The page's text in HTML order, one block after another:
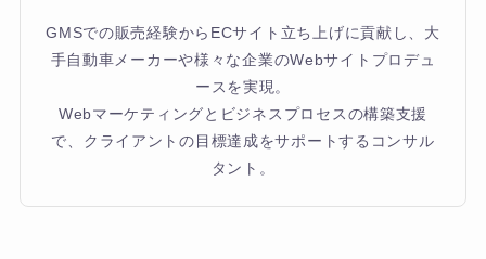
GMSでの販売経験からECサイト立ち上げに貢献し、大
手自動車メーカーや様々な企業のWebサイトプロデュ
ースを実現。
Webマーケティングとビジネスプロセスの構築支援
で、クライアントの目標達成をサポートするコンサル
タント。